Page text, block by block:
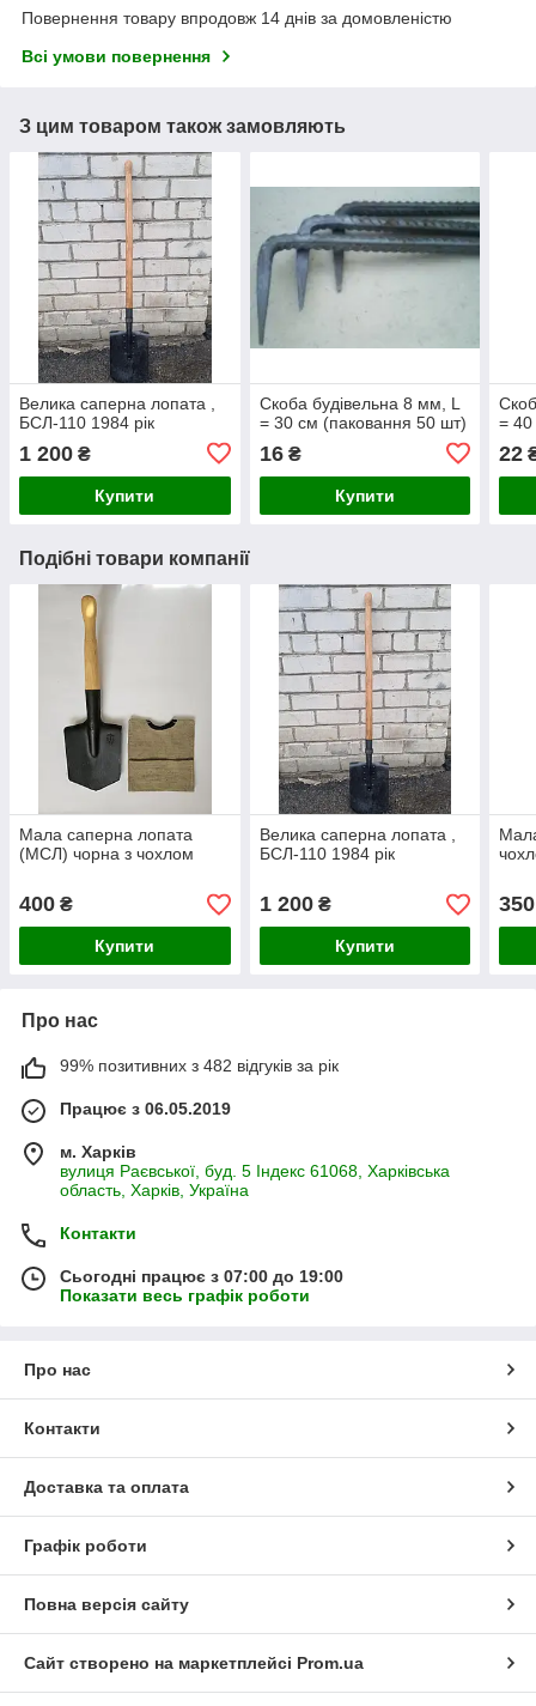
Повернення товару впродовж 14 днів за домовленістю
Всі умови повернення
З цим товаром також замовляють
Велика саперна лопата ,
БСЛ-110 1984 рік
1 200 ₴
Купити
Скоба будівельна 8 мм, L
= 30 см (паковання 50 шт)
16₴
Купити
=
22
Подібні товари компанії
Мала саперна лопата
(МСЛ) чорна з чохлом
400 ₴
Купити
Велика саперна лопата ,
БСЛ-110 1984 рік
1 200₴
Купити
350
Про нас
99% позитивних з 482 відгуків за рік
Працює з 06.05.2019
м. Харків
вулиця Раєвської, буд. 5 Індекс 61068, Харківська
область, Харків, Україна
Контакти
Сьогодні працює з 07:00 до 19:00
Показати весь графік роботи
Про нас
Контакти
Доставка та оплата
Графік роботи
Повна версія сайту
Сайт створено на маркетплейсі Prom.ua